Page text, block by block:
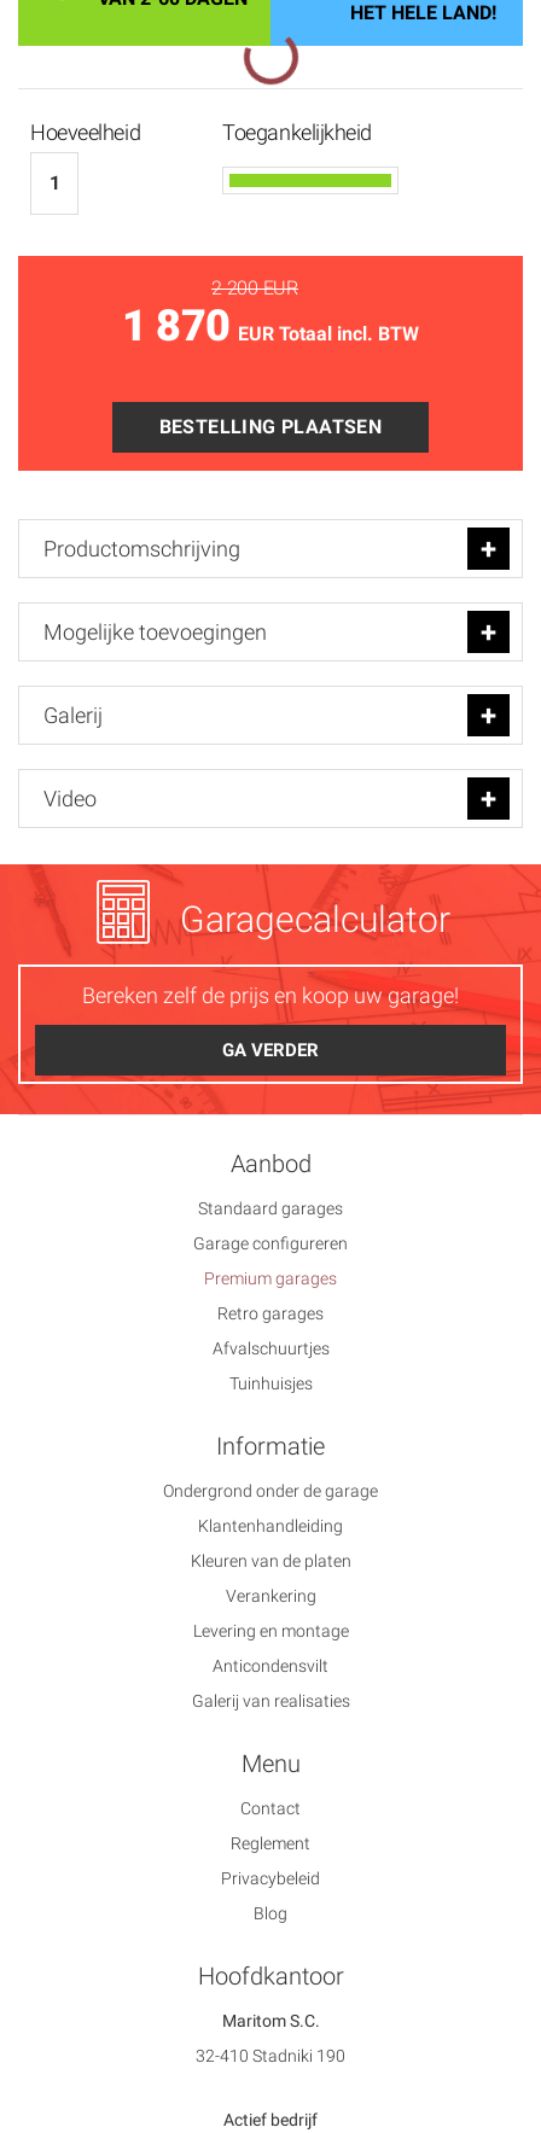
HET HELE LAND!
Hoeveelheid Toegankelijkheid
2 200 EUR
1 870 EUR Totaal incl. BTW
Productomschrijving
Mogelijke toevoegingen
Galerij
Video
Garagecalculator
Bereken zelf de prijs en koop uw garage!
GA VERDER
Aanbod
Standaard garages
Garage configureren
Premium garages
Retro garages
Afvalschuurtjes
Tuinhuisjes
Informatie
Ondergrond onder de garage
Klantenhandleiding
Kleuren van de platen
Verankering
Levering en montage
Anticondensvilt
Galerij van realisaties
Menu
Contact
Reglement
Privacybeleid
Blog
Hoofdkantoor
Maritom S.C.
32-410 Stadniki 190
Actief bedrijf